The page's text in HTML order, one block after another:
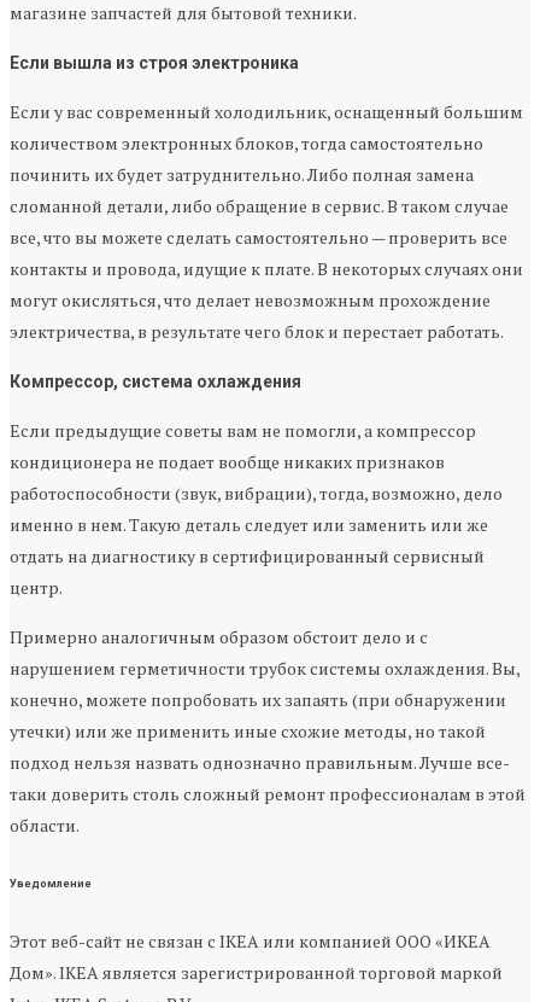
магазине запчастей для бытовой техники.
Если вышла из строя электроника
Если у вас современный холодильник, оснащенный большим
количеством электронных блоков, тогда самостоятельно
починить их будет затруднительно. Либо полная замена
сломанной детали, либо обращение в сервис. В таком случае
все, что вы можете сделать самостоятельно — проверить все
контакты и провода, идущие к плате. В некоторых случаях они
могут окисляться, что делает невозможным прохождение
электричества, в результате чего блок и перестает работать.
Компрессор, система охлаждения
Если предыдущие советы вам не помогли, а компрессор
кондиционера не подает вообще никаких признаков
работоспособности (звук, вибрации), тогда, возможно, дело
именно в нем. Такую деталь следует или заменить или же
отдать на диагностику в сертифицированный сервисный
центр.
Примерно аналогичным образом обстоит дело и с
нарушением герметичности трубок системы охлаждения. Вы,
конечно, можете попробовать их запаять (при обнаружении
утечки) или же применить иные схожие методы, но такой
подход нельзя назвать однозначно правильным. Лучше все-
таки доверить столь сложный ремонт профессионалам в этой
области.
Уведомление
Этот веб-сайт не связан с IKEA или компанией ООО «ИКЕА
Дом». IKEA является зарегистрированной торговой маркой